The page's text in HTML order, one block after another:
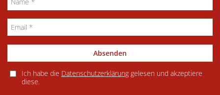
Absenden
Ich habe die Datenschutzerklärunggelesen und akzeptiere
diese.